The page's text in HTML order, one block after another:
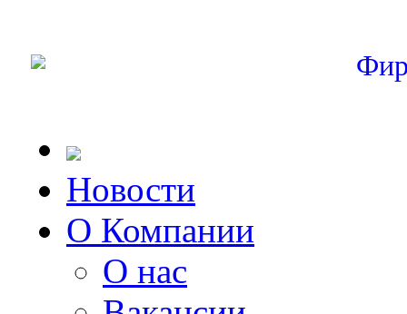
Новости
О Компании
О нас